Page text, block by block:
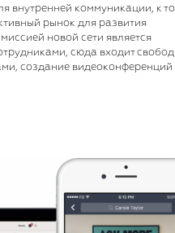
внутренней коммуникации, к
рынок для развития
новой сети является
сюда входит
создание видеоконференций